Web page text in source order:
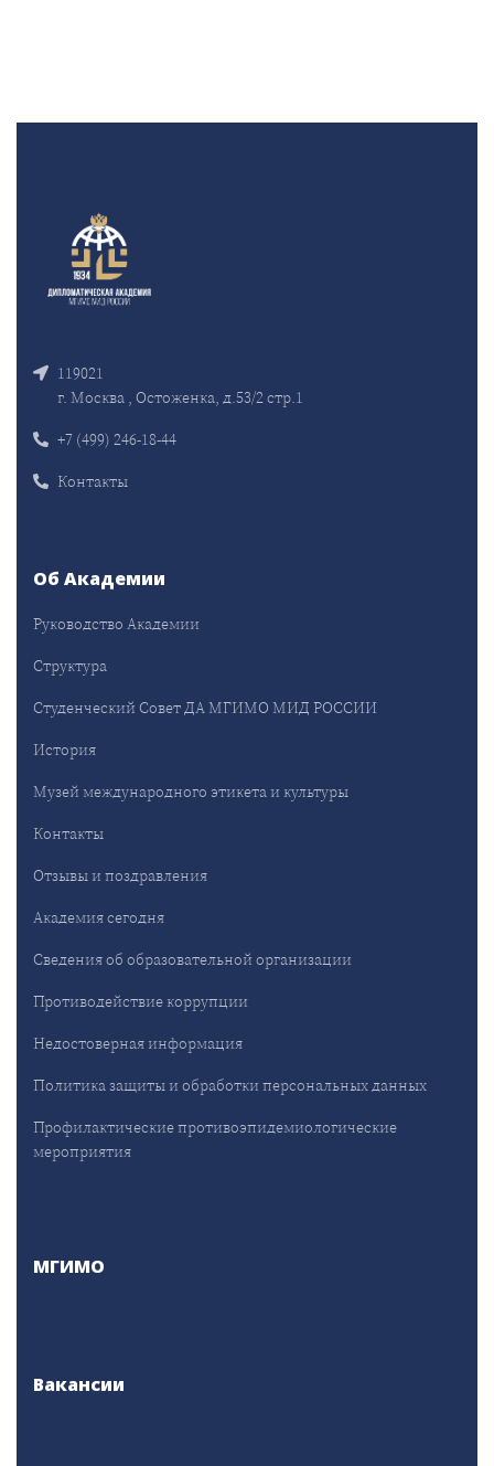
119021
г. Москва , Остоженка, д.53/2 стр.1
+7 (499) 246-18-44
Контакты
Об Академии
Руководство Академии
Структура
Студенческий Совет ДА МГИМО МИД РОССИИ
История
Музей международного этикета и культуры
Контакты
Отзывы и поздравления
Академия сегодня
Сведения об образовательной организации
Противодействие коррупции
Недостоверная информация
Политика защиты и обработки персональных данных
Профилактические противоэпидемиологические
мероприятия
МГИМО
Вакансии